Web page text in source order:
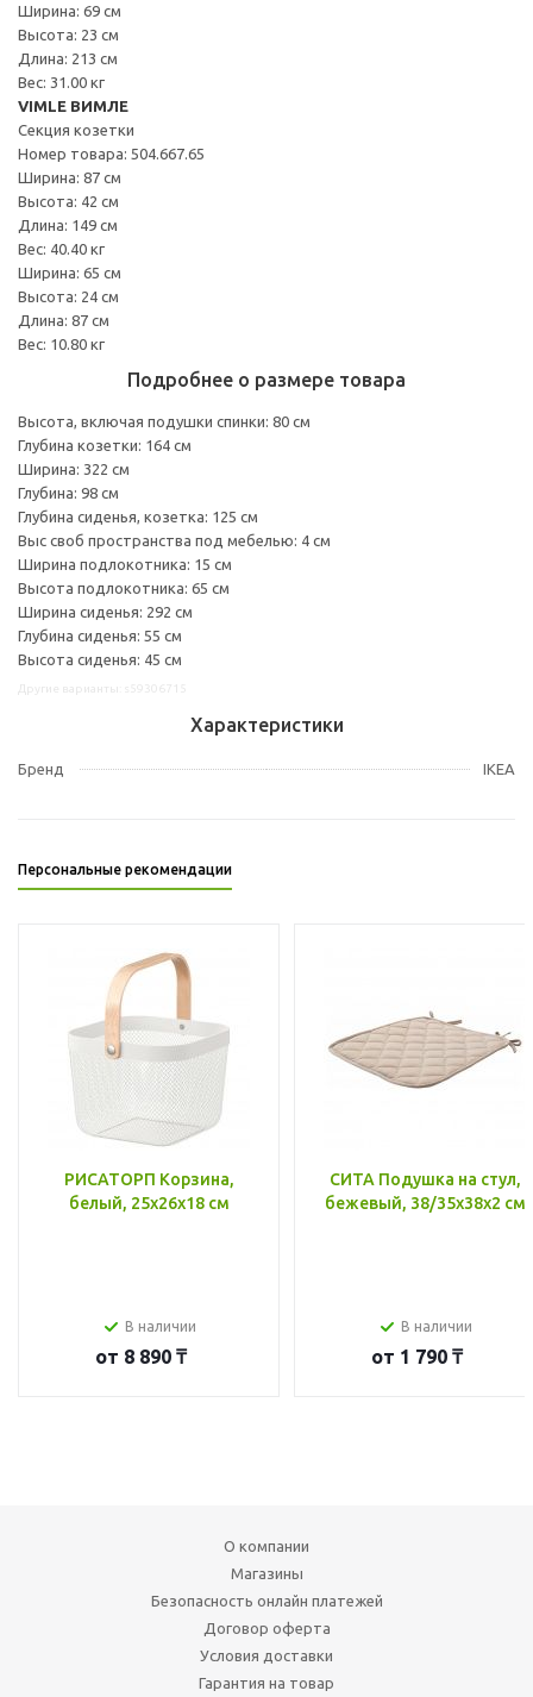
Ширина: 69 см
Высота: 23 см
Длина: 213 см
Вес: 31.00 кг
VIMLE ВИМЛЕ
Секция козетки
Номер товара: 504.667.65
Ширина: 87 см
Высота: 42 см
Длина: 149 см
Вес: 40.40 кг
Ширина: 65 см
Высота: 24 см
Длина: 87 см
Вес: 10.80 кг
Подробнее о размере товара
Высота, включая подушки спинки: 80 см
Глубина козетки: 164 см
Ширина: 322 см
Глубина: 98 см
Глубина сиденья, козетка: 125 см
Выс своб пространства под мебелью: 4 см
Ширина подлокотника: 15 см
Высота подлокотника: 65 см
Ширина сиденья: 292 см
Глубина сиденья: 55 см
Высота сиденья: 45 см
Характеристики
Бренд IKEA
Персональные рекомендации
РИСАТОРП Корзина,
белый, 25x26x18 см
В наличии
от 8 890 ₸
СИТА Подушка на стул,
бежевый, 38/35x38x2 см
В наличии
от 1 790 ₸
О компании
Магазины
Безопасность онлайн платежей
Договор оферта
Условия доставки
Гарантия на товар